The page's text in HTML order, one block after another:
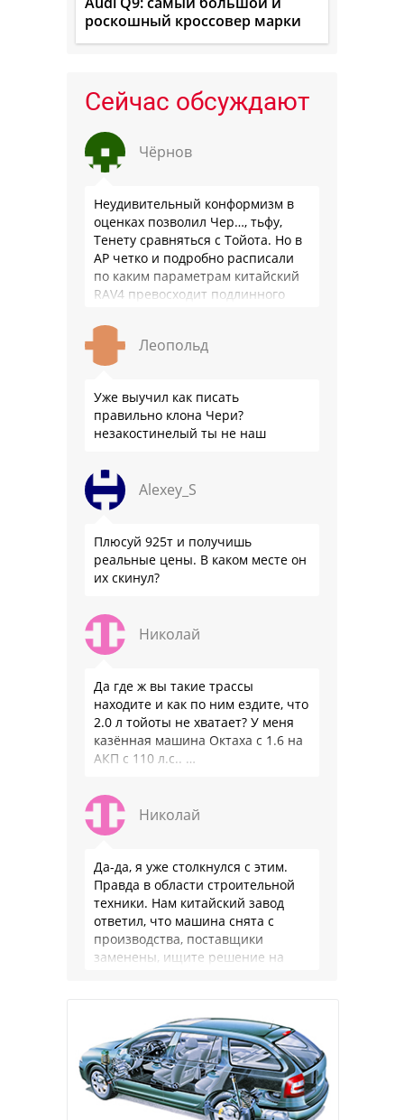
роскошный кроссовер марки
Сейчас обсуждают
Чёрнов
Неудивительный конформизм в
оценках позволил Чер…, тьфу,
Тенету сравняться с Тойота. Но в
АР четко и подробно расписали
по каким параметрам китайский
RAV4 превосходит подлинного
подвеска едет ровно и приятно …
Леопольд
Уже выучил как писать
правильно клона Чери?
незакостинелый ты не наш
Alexey_S
Плюсуй 925т и получишь
реальные цены. В каком месте он
их скинул?
Николай
Да где ж вы такие трассы
находите и как по ним ездите, что
2.0 л тойоты не хватает? У меня
казённая машина Октаха с 1.6 на
АКП с 110 л.с.. …
Николай
Да-да, я уже столкнулся с этим.
Правда в области строительной
техники. Нам китайский завод
ответил, что машина снята с
производства, поставщики
заменены, ищите решение на